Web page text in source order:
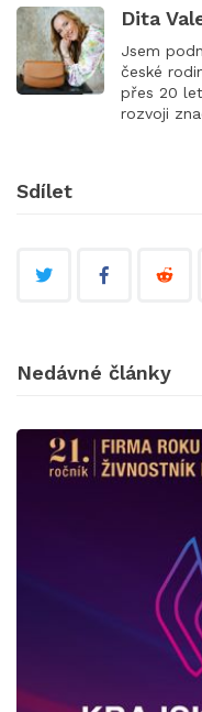
Dita
Jsem
české
přes 20
rozvoji
Sdílet
Nedávné články